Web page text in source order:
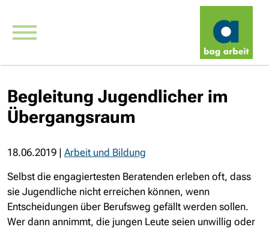
Begleitung Jugendlicher im
Übergangsraum
18.06.2019 | Arbeit und Bildung
Selbst die engagiertesten Beratenden erleben oft, dass
sie Jugendliche nicht erreichen können, wenn
Entscheidungen über Berufsweg gefällt werden sollen.
Wer dann annimmt, die jungen Leute seien unwillig oder